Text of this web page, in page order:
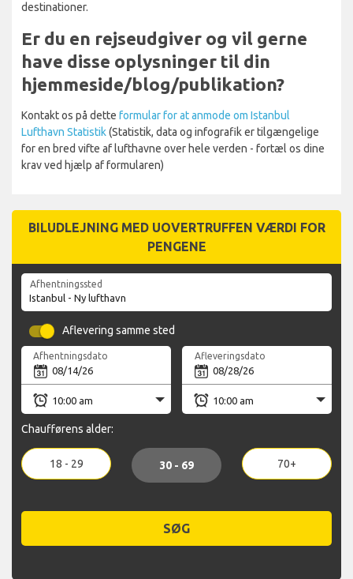
destinationer.
Er du en rejseudgiver og vil gerne
have disse oplysninger til din
hjemmeside/blog/publikation?
Kontakt os på dette formular for at anmode om Istanbul
Lufthavn Statistik(Statistik, data og infografik er tilgængelige
for en bred vifte af lufthavne over hele verden - fortæl os dine
krav ved hjælp af formularen)
BILUDLEJNING MED UOVERTRUFFEN VÆRDI FOR
PENGENE
Afhentningssted
Aflevering samme sted
Afhentningsdato Afleveringsdato
Chaufførens alder:
18 - 29 30 - 69 70+
SØG